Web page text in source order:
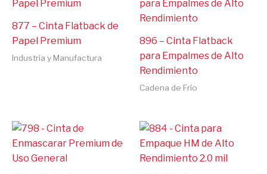
877 – Cinta Flatback de
Papel Premium
Industria y Manufactura
896 – Cinta Flatback
para Empalmes de Alto
Rendimiento
Cadena de Frío